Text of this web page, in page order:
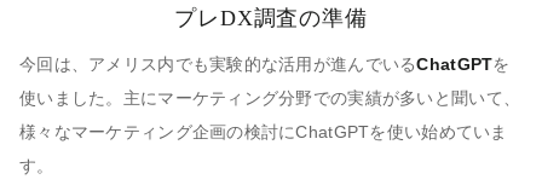
プレDX調査の準備
今回は、アメリス内でも実験的な活用が進んでいるChatGPTを
使いました。主にマーケティング分野での実績が多いと聞いて、
様々なマーケティング企画の検討にChatGPTを使い始めていま
す。